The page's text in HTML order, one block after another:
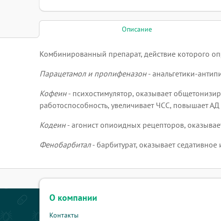
Описание
Комбинированный препарат, действие которого
Парацетамол и пропифеназон- анальгетики-
Кофеин- психостимулятор, оказывает
работоспособность, увеличивает ЧСС, повышает
Кодеин- агонист опиоидных рецепторов,
Фенобарбитал- барбитурат, оказывает седативное
О компании
Контакты